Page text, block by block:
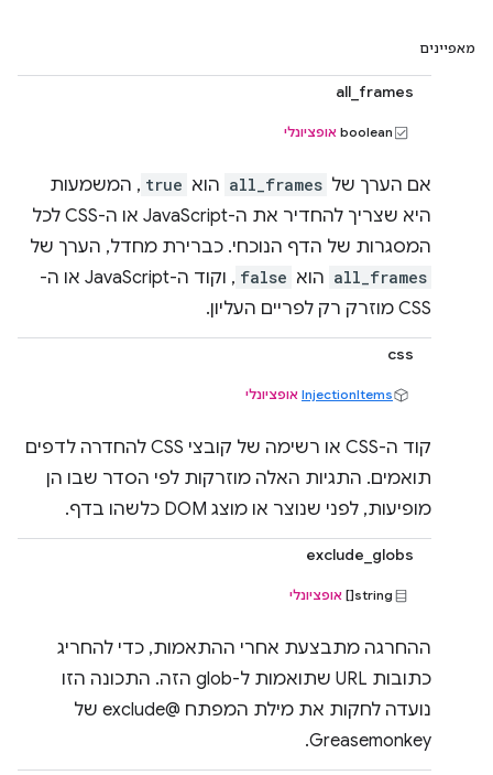
מאפיינים
all_frames
boolean אופציונלי
אם הערך של all_frames הוא true , המשמעות
היא שצריך להחדיר את ה-JavaScript או ה-CSS לכל
המסגרות של הדף הנוכחי. כברירת מחדל, הערך של
all_frames הוא false
, וקוד ה-JavaScript או ה-
CSS מוזרק רק לפריים העליון.
css
InjectionItems אופציונלי
קוד ה-CSS או רשימה של קובצי CSS להחדרה לדפים
תואמים. התגיות האלה מוזרקות לפי הסדר שבו הן
מופיעות, לפני שנוצר או מוצג DOM כלשהו בדף.
exclude_globs
string[] אופציונלי
ההחרגה מתבצעת אחרי ההתאמות, כדי להחריג
כתובות URL שתואמות ל-glob הזה. התכונה הזו
נועדה לחקות את מילת המפתח @exclude של
Greasemonkey.